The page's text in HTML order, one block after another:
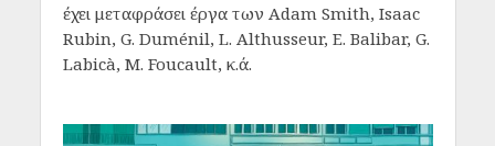
έχει μεταφράσει έργα των Adam Smith, Isaac
Rubin, G. Duménil, L. Althusseur, E. Balibar, G.
Labicà, M. Foucault, κ.ά.